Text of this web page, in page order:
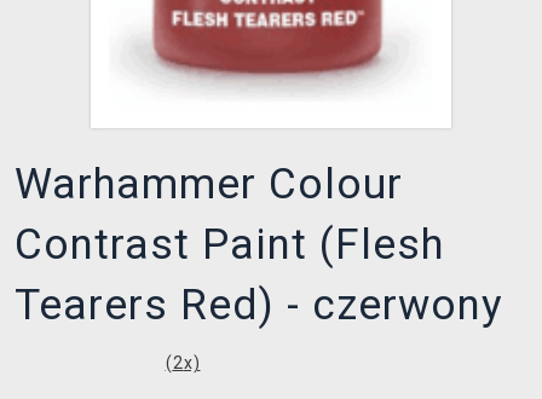
Warhammer Colour
Contrast Paint (Flesh
Tearers Red) - czerwony
(2x)